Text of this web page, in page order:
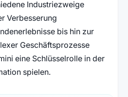
Industriezweige
Verbesserung
bis hin zur
Geschäftsprozesse
eine Schlüsselrolle in der
spielen.